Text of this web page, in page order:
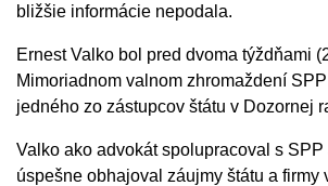
bližšie informácie nepodala.
Ernest Valko bol pred dvoma týždňami
Mimoriadnom valnom zhromaždení
jedného zo zástupcov štátu v Dozornej
Valko ako advokát spolupracoval s
úspešne obhajoval záujmy štátu a firmy